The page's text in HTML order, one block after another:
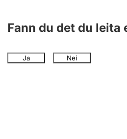
Fann du det du leita
Ja Nei